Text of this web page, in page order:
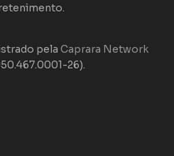
pela Caprara Network
26).